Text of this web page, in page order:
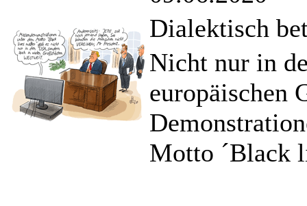
Dialektisch
Nicht nur in
europäischen
Motto ´Black